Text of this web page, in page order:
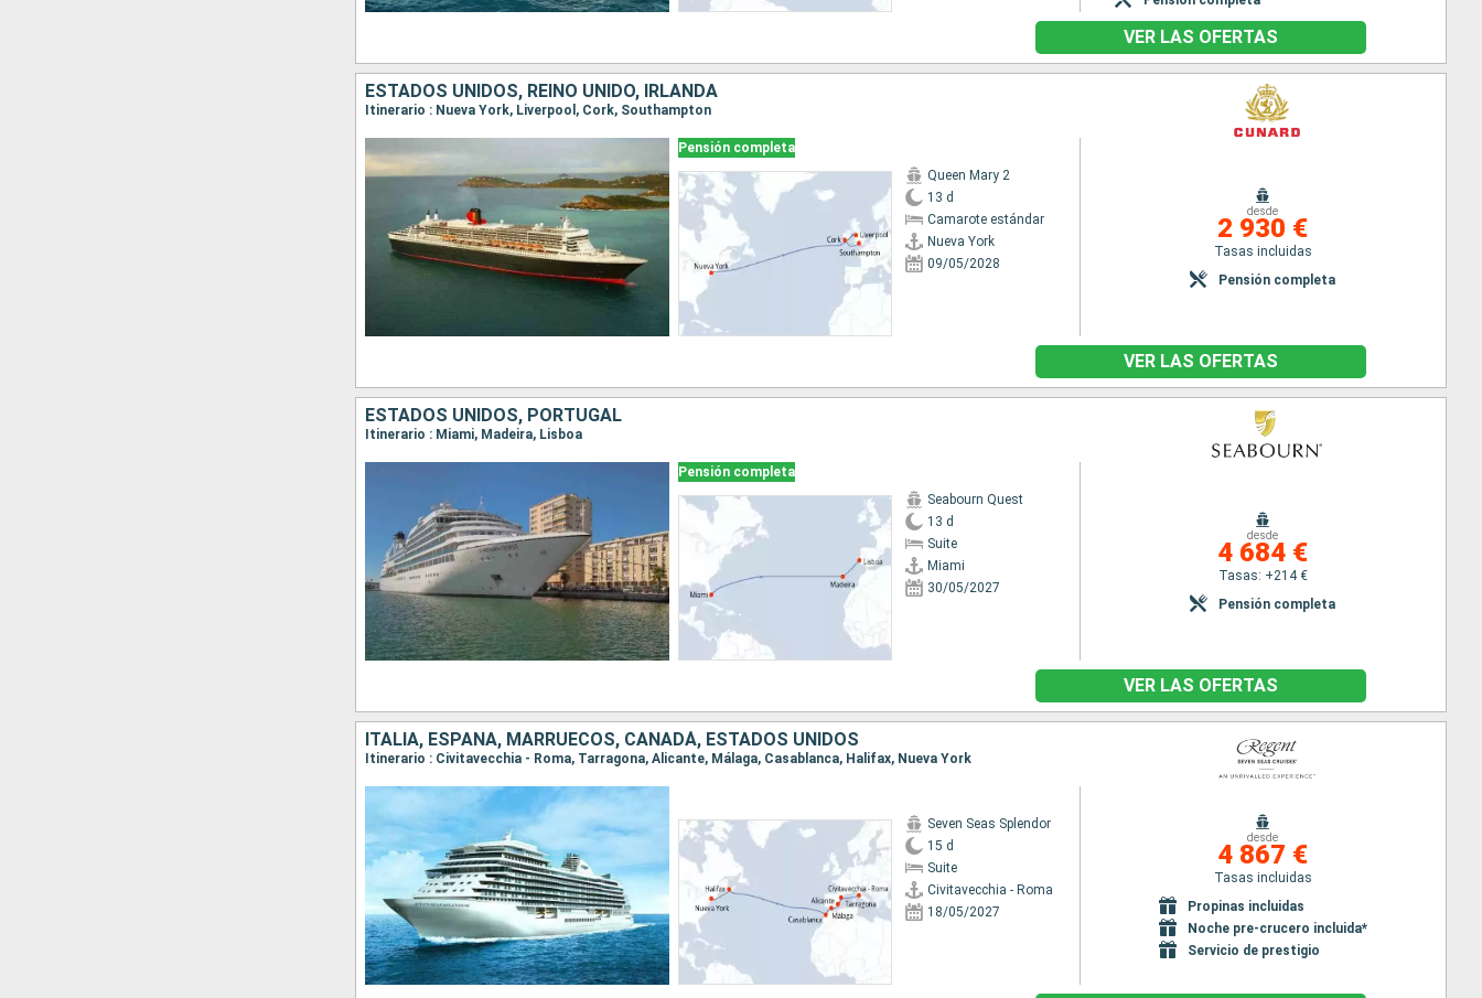
VER LAS OFERTAS
ESTADOS UNIDOS, REINO UNIDO, IRLANDA
Itinerario : Nueva York, Liverpool, Cork, Southampton
Pensión completa
Queen Mary 2
13 d
Camarote estándar
Nueva York
09/05/2028
desde
2 930 €
Tasas incluidas
Pensión completa
VER LAS OFERTAS
ESTADOS UNIDOS, PORTUGAL
Itinerario : Miami, Madeira, Lisboa
Pensión completa
Seabourn Quest
13 d
Suite
Miami
30/05/2027
desde
4 684 €
Tasas: +214 €
Pensión completa
VER LAS OFERTAS
ITALIA, ESPAÑA, MARRUECOS, CANADÁ, ESTADOS UNIDOS
Itinerario : Civitavecchia - Roma, Tarragona, Alicante, Málaga, Casablanca, Halifax, Nueva York
Seven Seas Splendor
15 d
Suite
Civitavecchia - Roma
18/05/2027
desde
4 867 €
Tasas incluidas
Propinas incluidas
Noche pre-crucero incluida*
Servicio de prestigio